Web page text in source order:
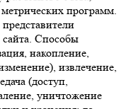
программ.
Способы
накопление,
извлечение,
(доступ,
уничтожение